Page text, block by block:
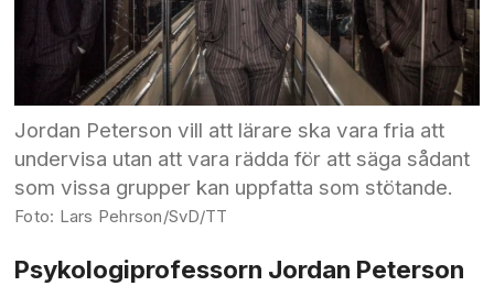
Jordan Peterson vill att lärare ska vara fria att
undervisa utan att vara rädda för att säga sådant
som vissa grupper kan uppfatta som stötande.
Lars Pehrson/SvD/TT
Psykologiprofessorn Jordan Peterson